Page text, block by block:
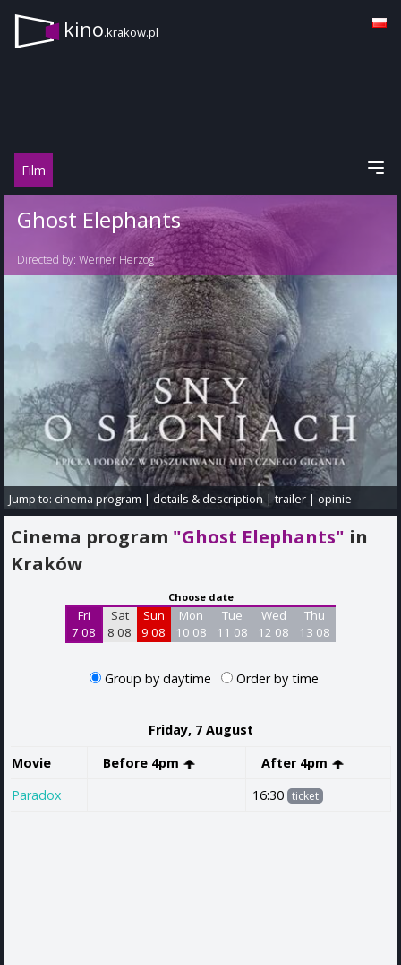
kino.krakow.pl
Film
Ghost Elephants
Directed by: Werner Herzog
Jump to: cinema program |details & description|trailer |opinie
Cinema program "Ghost Elephants" in
Kraków
Choose date
Fri
7 08
Sat
8 08
Sun
9 08
Mon
10 08
Tue
11 08
Wed
12 08
Thu
13 08
Group by daytime Order by time
Friday, 7 August
Movie
Before 4pm
After 4pm
Paradox
16:30 ticket